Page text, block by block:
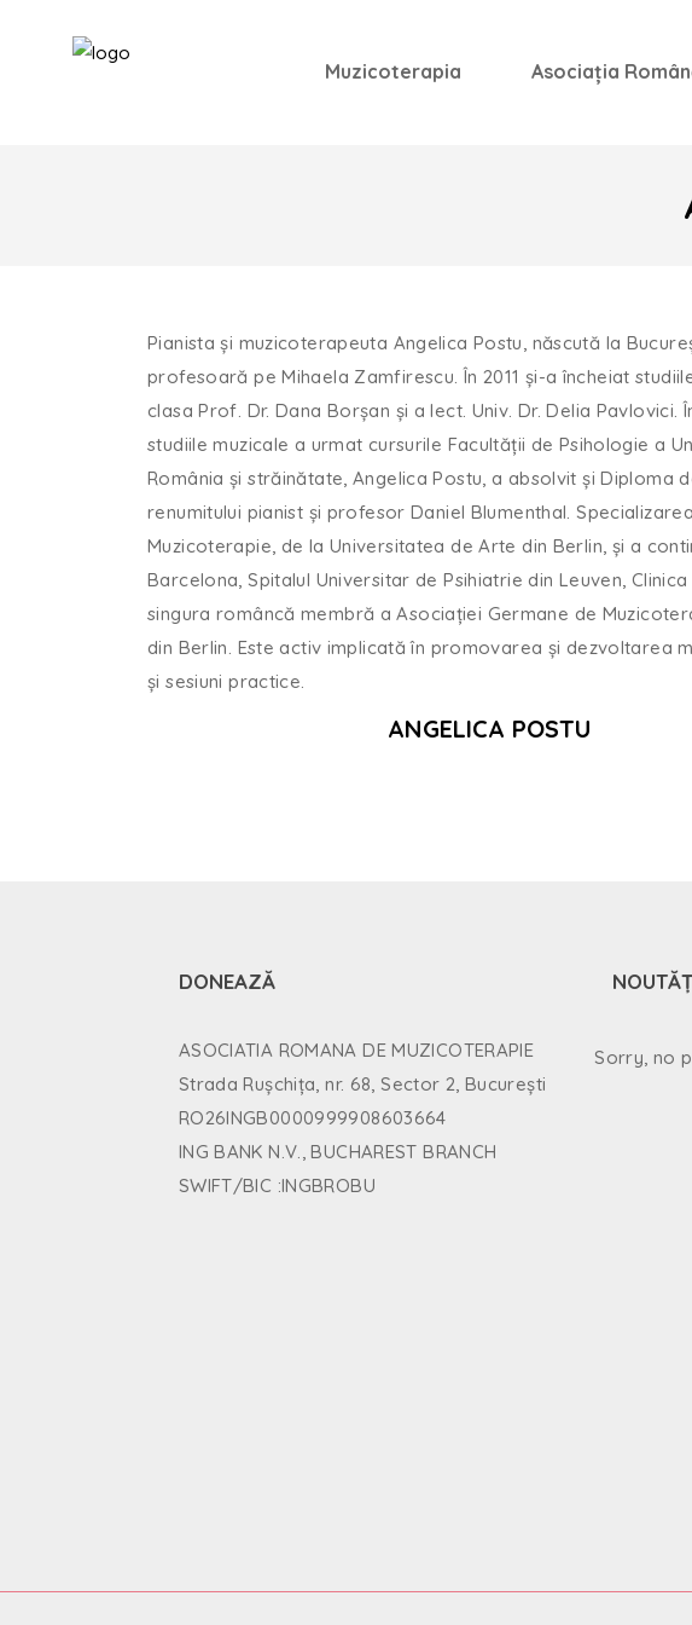
Muzicoterapia Asociația
Pianista și muzicoterapeuta Angelica Postu, născută la
profesoară pe Mihaela Zamfirescu. În 2011 și-a încheiat
clasa Prof. Dr. Dana Borșan și a lect. Univ. Dr. Delia
studiile muzicale a urmat cursurile Facultății de Psihologie a
România și străinătate, Angelica Postu, a absolvit și Diploma
renumitului pianist și profesor Daniel Blumenthal.
Muzicoterapie, de la Universitatea de Arte din Berlin, și a
Barcelona, Spitalul Universitar de Psihiatrie din Leuven,
singura româncă membră a Asociației Germane de
din Berlin. Este activ implicată în promovarea și dezvoltarea
și sesiuni practice.
ANGELICA POSTU
DONEAZĂ
ASOCIATIA ROMANA DE MUZICOTERAPIE
Strada Rușchița, nr. 68, Sector 2, București
RO26INGB0000999908603664
ING BANK N.V., BUCHAREST BRANCH
SWIFT/BIC :INGBROBU
Sorry, no